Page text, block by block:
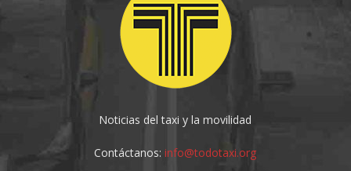
Noticias del taxi y la movilidad
Contáctanos:info@todotaxi.org